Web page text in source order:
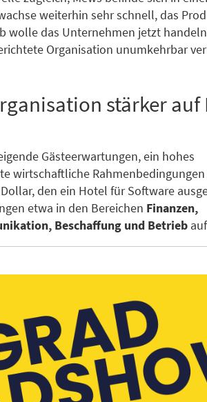
weiterhin sehr schnell, das
wolle das Unternehmen jetzt
Organisation unumkehrbar
stärker auf
Gästeerwartungen, ein hohes
wirtschaftliche
den ein Hotel für Software
etwa in den Bereichen Finanzen,
Beschaffung und Betrieb